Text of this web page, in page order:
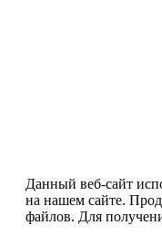
Данный веб-сайт
на нашем сайте.
файлов. Для